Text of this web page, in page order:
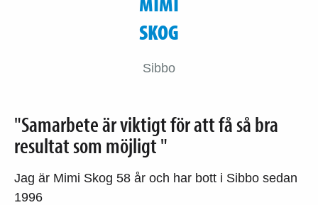
SKOG
Sibbo
"Samarbete är viktigt för att få så bra
resultat som möjligt "
Jag är Mimi Skog 58 år och har bott i Sibbo sedan
1996